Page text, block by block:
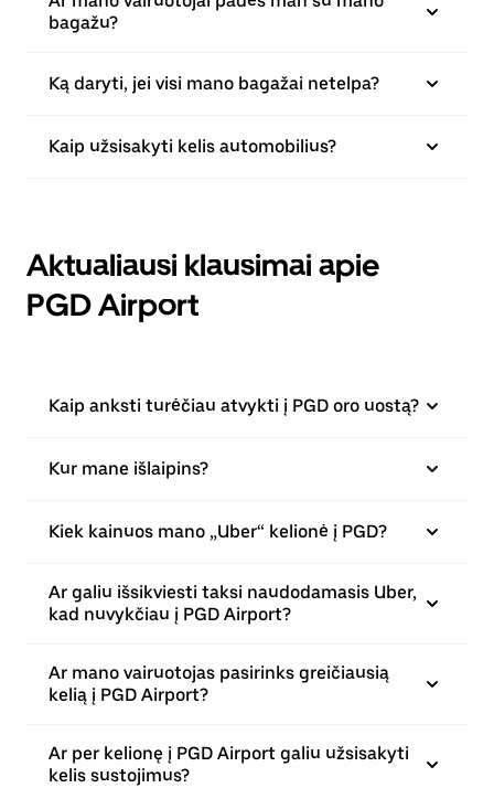
bagažu?
Ką daryti, jei visi mano bagažai netelpa?
Kaip užsisakyti kelis automobilius?
Aktualiausi klausimai apie
PGD Airport
Kaip anksti turėčiau atvykti į PGD oro uostą?
Kur mane išlaipins?
Kiek kainuos mano „Uber“ kelionė į PGD?
Ar galiu išsikviesti taksi naudodamasis Uber,
kad nuvykčiau į PGD Airport?
Ar mano vairuotojas pasirinks greičiausią
kelią į PGD Airport?
Ar per kelionę į PGD Airport galiu užsisakyti
kelis sustojimus?